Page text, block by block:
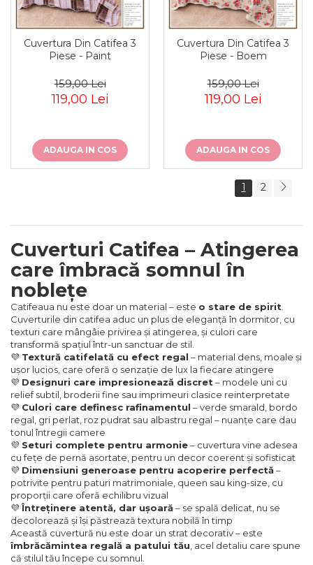
Cuvertura Din Catifea 3
Piese - Paint
159,00 Lei
119,00 Lei
ADAUGA IN COS
Cuvertura Din Catifea 3
Piese - Boem
159,00 Lei
119,00 Lei
ADAUGA IN COS
1 2
Cuverturi Catifea – Atingerea
care îmbracă somnul în
noblețe
Catifeaua nu este doar un material – este o stare de spirit
Cuverturile din catifea aduc un plus de eleganță în dormitor, cu
texturi care mângâie privirea și atingerea, și culori care
transformă spațiul într-un sanctuar de stil.
💜 Textură catifelată cu efect regal – material dens, moale și
ușor lucios, care oferă o senzație de lux la fiecare atingere
💜 Designuri care impresionează discret – modele uni cu
relief subtil, broderii fine sau imprimeuri clasice reinterpretate
💜 Culori care definesc rafinamentul – verde smarald, bordo
regal, gri perlat, roz pudrat sau albastru regal – nuanțe care dau
tonul întregii camere
💜 Seturi complete pentru armonie– cuvertura vine adesea
cu fețe de pernă asortate, pentru un decor coerent și sofisticat
💜 Dimensiuni generoase pentru acoperire perfectă–
potrivite pentru paturi matrimoniale, queen sau king-size, cu
proporții care oferă echilibru vizual
💜Întreținere atentă, dar ușoară– se spală delicat, nu se
decolorează și își păstrează textura nobilă în timp
Această cuvertură nu este doar un strat decorativ – este
îmbrăcămintea regală a patului tău , acel detaliu care spune
că stilul tău începe cu somnul.